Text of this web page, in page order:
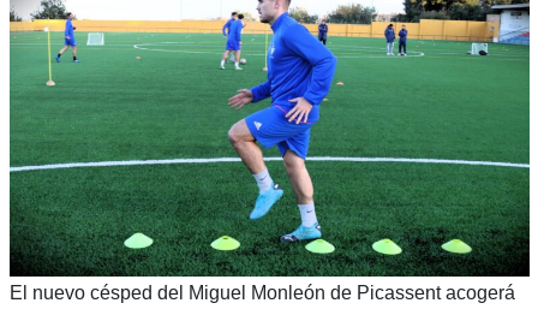
El nuevo césped del Miguel Monleón de Picassent acogerá